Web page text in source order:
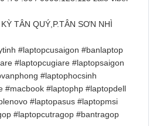
TÂN QUÝ,P.TÂN SƠN NHÌ
#laptopcusaigon #banlaptop
#laptopcugiare #laptopsaigon
#laptophocsinh
#macbook #laptophp #laptopdell
#laptopasus #laptopmsi
#laptopcutragop #bantragop